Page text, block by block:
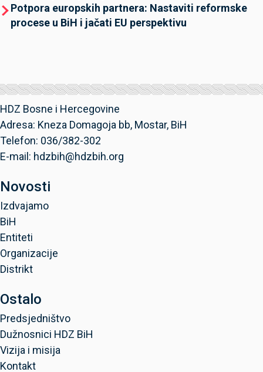
Potpora europskih partnera: Nastaviti reformske
procese u BiH i jačati EU perspektivu
HDZ Bosne i Hercegovine
Adresa: Kneza Domagoja bb, Mostar, BiH
Telefon: 036/382-302
E-mail: hdzbih@hdzbih.org
Novosti
Izdvajamo
BiH
Entiteti
Organizacije
Distrikt
Ostalo
Predsjedništvo
Dužnosnici HDZ BiH
Vizija i misija
Kontakt